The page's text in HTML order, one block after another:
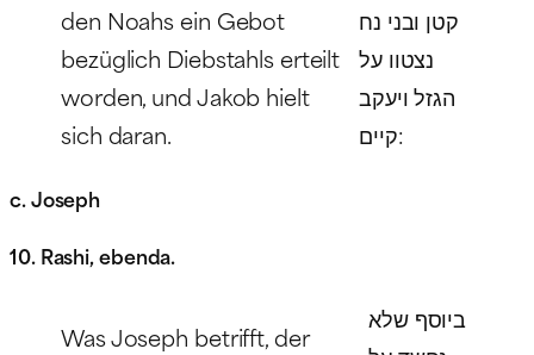
den Noahs ein Gebot
bezüglich Diebstahls erteilt
worden, und Jakob hielt
sich daran.
קטן ובני נח
נצטוו על
הגזל ויעקב
קיים:
c. Joseph
10. Rashi, ebenda.
Was Joseph betrifft, der
ביוסף שלא